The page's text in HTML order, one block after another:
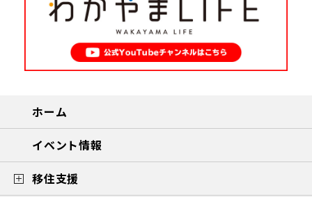
ホーム
イベント情報
移住支援